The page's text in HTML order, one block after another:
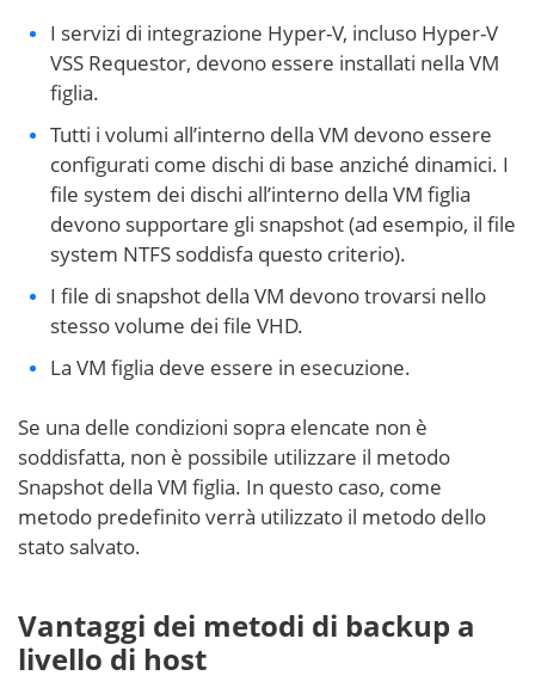
I servizi di integrazione Hyper-V, incluso Hyper-V
VSS Requestor, devono essere installati nella VM
figlia.
Tutti i volumi all’interno della VM devono essere
configurati come dischi di base anziché dinamici. I
file system dei dischi all’interno della VM figlia
devono supportare gli snapshot (ad esempio, il file
system NTFS soddisfa questo criterio).
I file di snapshot della VM devono trovarsi nello
stesso volume dei file VHD.
La VM figlia deve essere in esecuzione.
Se una delle condizioni sopra elencate non è
soddisfatta, non è possibile utilizzare il metodo
Snapshot della VM figlia. In questo caso, come
metodo predefinito verrà utilizzato il metodo dello
stato salvato.
Vantaggi dei metodi di backup a
livello di host